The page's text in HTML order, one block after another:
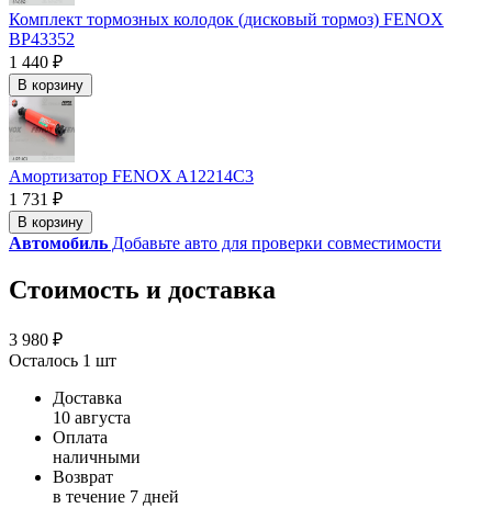
Комплект тормозных колодок (дисковый тормоз) FENOX
BP43352
1 440 ₽
В корзину
Амортизатор FENOX A12214C3
1 731 ₽
В корзину
Автомобиль Добавьте авто для проверки совместимости
Стоимость и доставка
3 980 ₽
Осталось 1 шт
Доставка
10 августа
Оплата
наличными
Возврат
в течение 7 дней